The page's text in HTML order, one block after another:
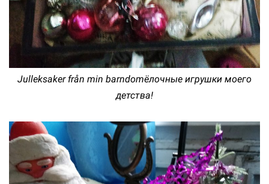
Julleksaker från min barndomёлочные игрушки моего
детства!